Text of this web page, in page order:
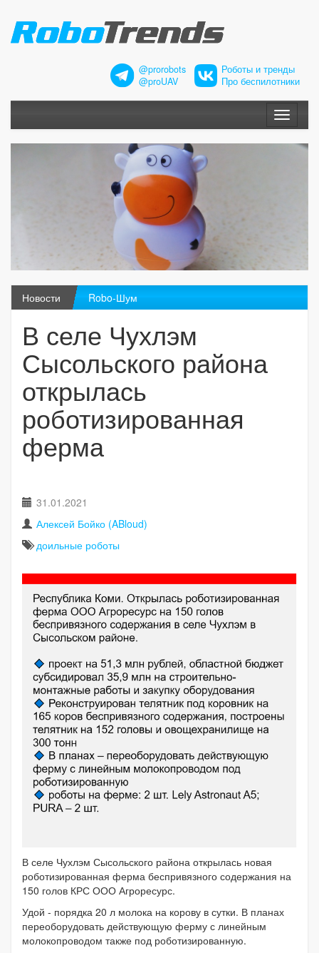
@prorobots
@proUAV
Роботы и тренды
Про беспилотники
Меню
Новости Robo-Шум
В селе Чухлэм
Сысольского района
открылась
роботизированная
ферма
31.01.2021
Алексей Бойко (ABloud)
доильные роботы
В селе Чухлэм Сысольского района открылась новая
роботизированная ферма беспривязного содержания на
150 голов КРС ООО Агроресурс.
Удой - порядка 20 л молока на корову в сутки. В планах
переоборудовать действующую ферму с линейным
молокопроводом также под роботизированную.